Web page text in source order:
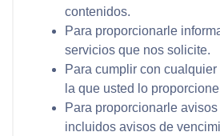
contenidos.
Para proporcionarle
servicios que nos solicite.
Para cumplir con
la que usted lo
Para proporcionarle
incluidos avisos de